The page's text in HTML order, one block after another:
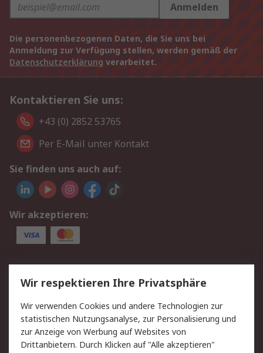
Anmelden
Die personenbezogenen Daten, die Sie uns bei
Anmeldung zur Verfügung stellen, werden gemäß der
Datenschutzerklärung verarbeitet.
Kontaktieren Sie uns:
+43 (0) 2852 53765
Per E-Mail unter Kontakt
Sie finden uns auch auf:
Wir akzeptieren:
Service
Value Added Services
Lieferlösungen
Rücksendung/Entsorgung Kontakt
Hilfe
Wir respektieren Ihre Privatsphäre
Wir verwenden Cookies und andere Technologien zur
statistischen Nutzungsanalyse, zur Personalisierung und
zur Anzeige von Werbung auf Websites von
Drittanbietern. Durch Klicken auf "Alle akzeptieren"